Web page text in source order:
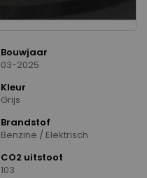
Bouwjaar
03-2025
Kleur
Grijs
Brandstof
Benzine / Elektrisch
CO2 uitstoot
103